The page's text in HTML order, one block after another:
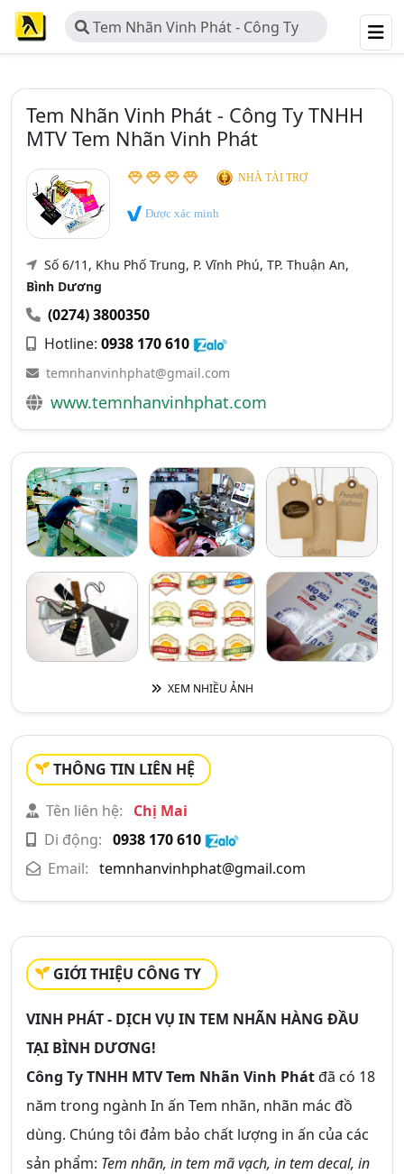
Tem Nhãn Vinh Phát - Công Ty
TNHH MTV Tem Nhãn Vinh Phát
Tem Nhãn Vinh Phát - Công Ty TNHH
MTV Tem Nhãn Vinh Phát
NHÀ TÀI TRỢ
Được xác minh
Số 6/11, Khu Phố Trung, P. Vĩnh Phú, TP. Thuận An,
Bình Dương
(0274) 3800350
Hotline: 0938 170 610
temnhanvinhphat@gmail.com
www.temnhanvinhphat.com
XEM NHIỀU ẢNH
THÔNG TIN LIÊN HỆ
Tên liên hệ:
Chị Mai
Di động: 0938 170 610
Email: temnhanvinhphat@gmail.com
GIỚI THIỆU CÔNG TY
VINH PHÁT - DỊCH VỤ IN TEM NHÃN HÀNG ĐẦU
TẠI BÌNH DƯƠNG!
Công Ty TNHH MTV Tem Nhãn Vinh Phátđã có 18
năm trong ngành In ấn Tem nhãn, nhãn mác đồ
dùng. Chúng tôi đảm bảo chất lượng in ấn của các
sản phẩm: Tem nhãn, in tem mã vạch, in tem decal, in